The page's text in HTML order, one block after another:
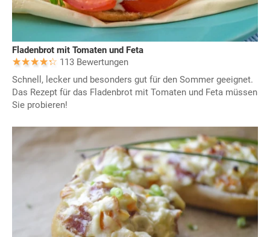
Fladenbrot mit Tomaten und Feta
113 Bewertungen
Schnell, lecker und besonders gut für den Sommer geeignet.
Das Rezept für das Fladenbrot mit Tomaten und Feta müssen
Sie probieren!